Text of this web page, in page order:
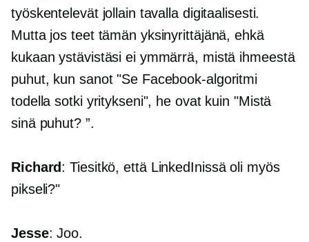
työskentelevät jollain tavalla digitaalisesti.
Mutta jos teet tämän yksinyrittäjänä, ehkä
kukaan ystävistäsi ei ymmärrä, mistä ihmeestä
puhut, kun sanot "Se Facebook-algoritmi
todella sotki yritykseni", he ovat kuin "Mistä
sinä puhut? ”.
Richard: Tiesitkö, että LinkedInissä oli myös
pikseli?"
Jesse: Joo.